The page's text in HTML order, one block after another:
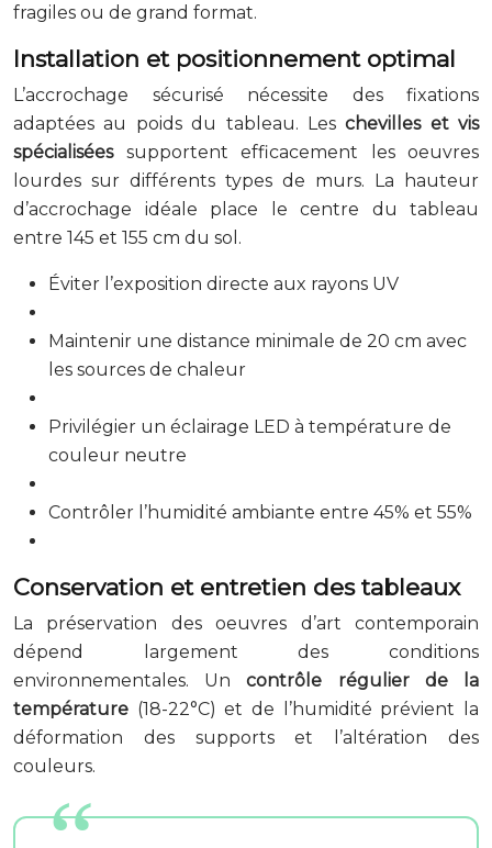
fragiles ou de grand format.
Installation et positionnement optimal
L’accrochage sécurisé nécessite des fixations
adaptées au poids du tableau. Leschevilles et vis
spécialiséessupportent efficacement les oeuvres
lourdes sur différents types de murs. La hauteur
d’accrochage idéale place le centre du tableau
entre 145 et 155 cm du sol.
Éviter l’exposition directe aux rayons UV
Maintenir une distance minimale de 20 cm avec
les sources de chaleur
Privilégier un éclairage LED à température de
couleur neutre
Contrôler l’humidité ambiante entre 45% et 55%
Conservation et entretien des tableaux
La préservation des oeuvres d’art contemporain
dépend largement des conditions
environnementales. Uncontrôle régulier de la
température (18-22°C) et de l’humidité prévient la
déformation des supports et l’altération des
couleurs.